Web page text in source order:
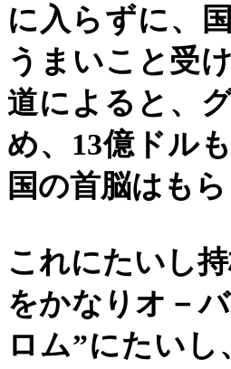
に入らずに、
うまいこと受
道によると、
め、 13億ドル
国の首脳はもら
これにたいし
をかなりオ－
ロム”にたいし